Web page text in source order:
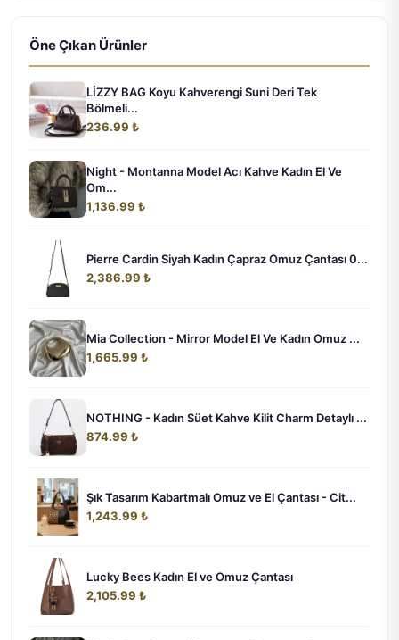
Öne Çıkan Ürünler
LİZZY BAG Koyu Kahverengi Suni Deri Tek
Bölmeli...
236.99 ₺
Night - Montanna Model Acı Kahve Kadın El Ve
Om...
1,136.99 ₺
Pierre Cardin Siyah Kadın Çapraz Omuz Çantası 0...
2,386.99 ₺
Mia Collection - Mirror Model El Ve Kadın Omuz ...
1,665.99 ₺
NOTHING - Kadın Süet Kahve Kilit Charm Detaylı ...
874.99 ₺
Şık Tasarım Kabartmalı Omuz ve El Çantası - Cit...
1,243.99 ₺
Lucky Bees Kadın El ve Omuz Çantası
2,105.99 ₺